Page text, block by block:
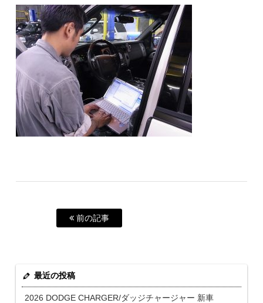
会社紹介
スタッフ募集
前の記事
最近の投稿
2026 DODGE CHARGER/ダッジチャージャー 新車